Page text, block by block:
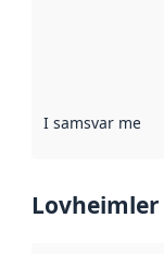
I samsvar med
Lovheimler